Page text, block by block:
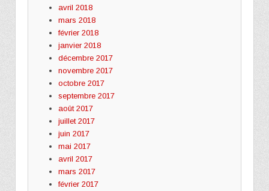
avril 2018
mars 2018
février 2018
janvier 2018
décembre 2017
novembre 2017
octobre 2017
septembre 2017
août 2017
juillet 2017
juin 2017
mai 2017
avril 2017
mars 2017
février 2017